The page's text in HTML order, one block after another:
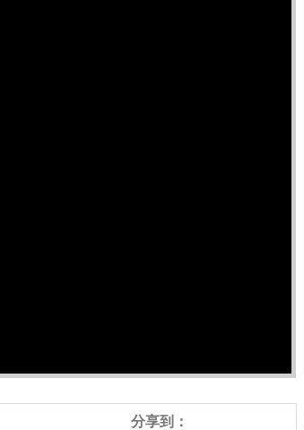
分享到：